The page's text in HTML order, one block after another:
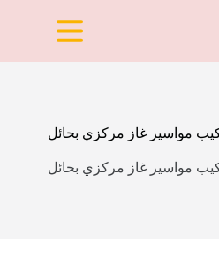
مواسير غاز مركزي بحائل
مواسير غاز مركزي بحائل